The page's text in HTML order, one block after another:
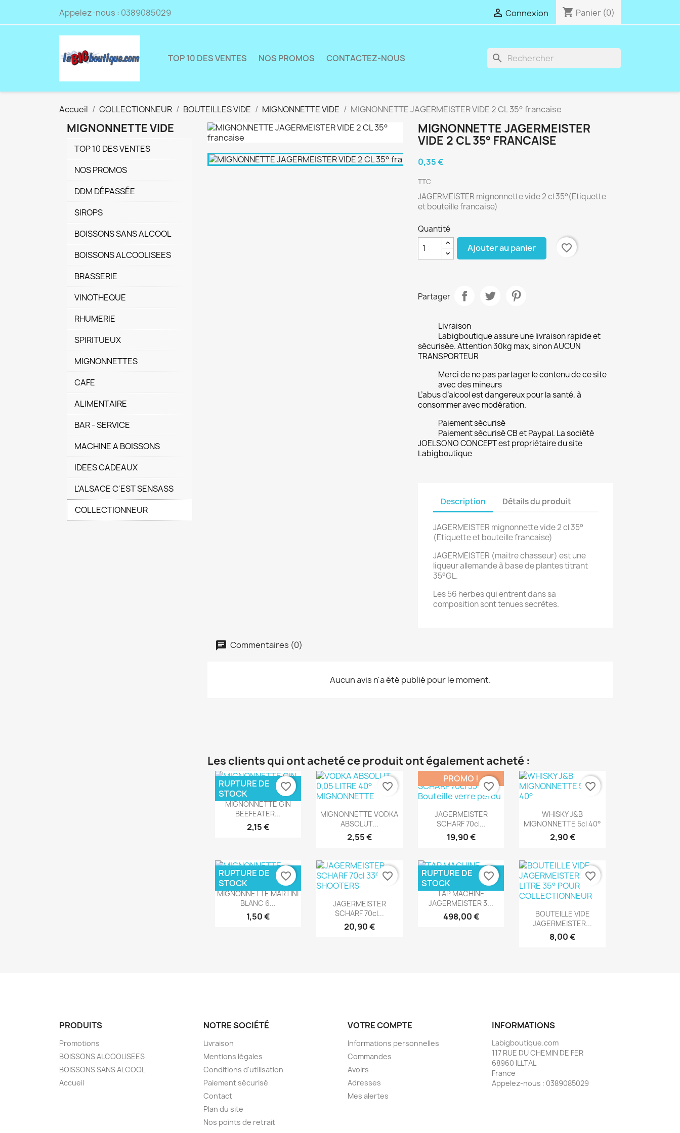
Appelez-nous : 0389085029  Connexion shopping_cart Panier (0)
TOP 10 DES VENTES NOS PROMOS CONTACTEZ-NOUS search
Accueil COLLECTIONNEUR BOUTEILLES VIDE MIGNONNETTE VIDE MIGNONNETTE JAGERMEISTER VIDE 2 CL 35° francaise
MIGNONNETTE VIDE
TOP 10 DES VENTES
NOS PROMOS
DDM DÉPASSÉE
SIROPS
BOISSONS SANS ALCOOL
BOISSONS ALCOOLISEES
BRASSERIE
VINOTHEQUE
RHUMERIE
SPIRITUEUX
MIGNONNETTES
CAFE
ALIMENTAIRE
BAR - SERVICE
MACHINE A BOISSONS
IDEES CADEAUX
L'ALSACE C'EST SENSASS
COLLECTIONNEUR
MIGNONNETTE JAGERMEISTER
VIDE 2 CL 35° FRANCAISE
0,35 €
TTC
JAGERMEISTER mignonnette vide 2 cl 35°(Etiquette
et bouteille francaise)
Quantité
Ajouter au panier favorite_border
Partager
Livraison
Labigboutique assure une livraison rapide et
sécurisée. Attention 30kg max, sinon AUCUN
TRANSPORTEUR
Merci de ne pas partager le contenu de ce site
avec des mineurs
L’abus d’alcool est dangereux pour la santé, à
consommer avec modération.
Paiement sécurisé
Paiement sécurisé CB et Paypal. La société
JOELSONO CONCEPT est propriétaire du site
Labigboutique
Description Détails du produit
JAGERMEISTER mignonnette vide 2 cl 35°
(Etiquette et bouteille francaise)
JAGERMEISTER (maitre chasseur) est une
liqueur allemande à base de plantes titrant
35°GL.
Les 56 herbes qui entrent dans sa
composition sont tenues secrètes.
Commentaires (0)
Aucun avis n'a été publié pour le moment.
Les clients qui ont acheté ce produit ont également acheté :
Aperçu rapide
MIGNONNETTE GIN
BEEFEATER...
2,15 €
RUPTURE DE
STOCK
favorite_border
Aperçu rapide
MIGNONNETTE VODKA
ABSOLUT...
2,55 €
favorite_border
Aperçu rapide
JAGERMEISTER
SCHARF 70cl...
19,90 €
PROMO !
favorite_border
Aperçu rapide
WHISKY J&B
MIGNONNETTE 5cl 40°
2,90 €
favorite_border
Aperçu rapide
MIGNONNETTE MARTINI
BLANC 6...
1,50 €
RUPTURE DE
STOCK
favorite_border
Aperçu rapide
JAGERMEISTER
SCHARF 70cl...
20,90 €
favorite_border
Aperçu rapide
TAP MACHINE
JAGERMEISTER 3...
498,00 €
RUPTURE DE
STOCK
favorite_border
Aperçu rapide
BOUTEILLE VIDE
JAGERMEISTER...
8,00 €
favorite_border
PRODUITS
Promotions
BOISSONS ALCOOLISEES
BOISSONS SANS ALCOOL
Accueil
NOTRE SOCIÉTÉ
Livraison
Mentions légales
Conditions d'utilisation
Paiement sécurisé
Contact
Plan du site
Nos points de retrait
VOTRE COMPTE
Informations personnelles
Commandes
Avoirs
Adresses
Mes alertes
INFORMATIONS
Labigboutique.com
117 RUE DU CHEMIN DE FER
68960 ILLTAL
France
Appelez-nous : 0389085029